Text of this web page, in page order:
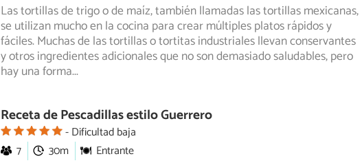
Las tortillas de trigo o de maíz, también llamadas las tortillas mexicanas,
se utilizan mucho en la cocina para crear múltiples platos rápidosy
fáciles. Muchas de las tortillas o tortitas industriales llevan conservantes
y otros ingredientes adicionales que no son demasiado saludables, pero
hay una forma...
Receta de Pescadillas estilo Guerrero
Dificultad baja
7
30m Entrante